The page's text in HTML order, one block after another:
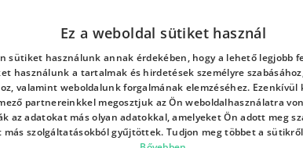
Ez a weboldal sütiket használ
sütiket használunk annak érdekében, hogy a lehető legjobb
használunk a tartalmak és hirdetések személyre
valamint weboldalunk forgalmának elemzéséhez. Ezenkívül
partnereinkkel megosztjuk az Ön weboldalhasználatra
az adatokat más olyan adatokkal, amelyeket Ön adott meg
más szolgáltatásokból gyűjtöttek. Tudjon meg többet a